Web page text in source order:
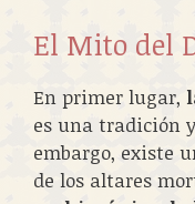
El Mito del
En primer lugar,
es una tradición
embargo, existe
de los altares